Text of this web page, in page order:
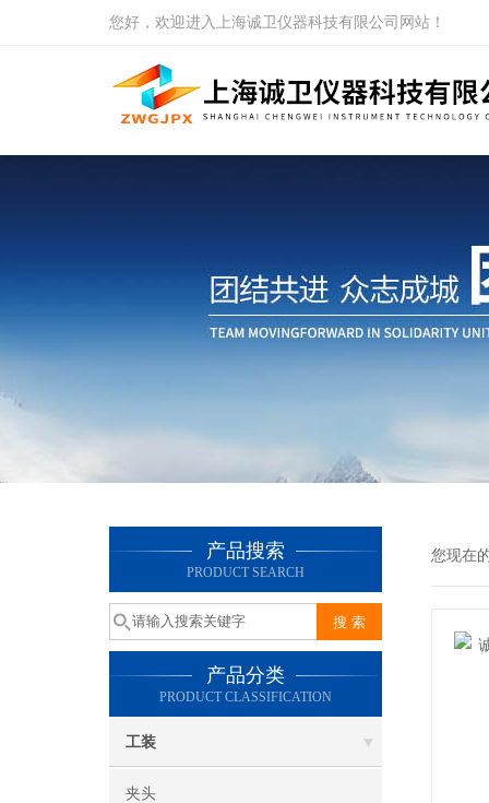
您好，欢迎进入上海诚卫仪器科技有限公司网站！
产品搜索
PRODUCT SEARCH
产品分类
PRODUCT CLASSIFICATION
工装
夹头
您现在